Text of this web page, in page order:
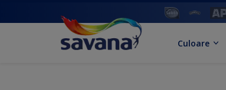
Culoare